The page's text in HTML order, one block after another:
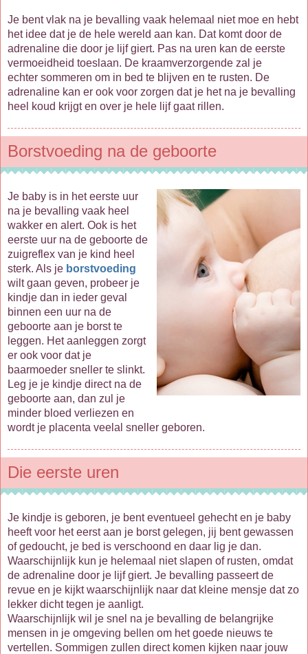
Je bent vlak na je bevalling vaak helemaal niet moe en hebt
het idee dat je de hele wereld aan kan. Dat komt door de
adrenaline die door je lijf giert. Pas na uren kan de eerste
vermoeidheid toeslaan. De kraamverzorgende zal je
echter sommeren om in bed te blijven en te rusten. De
adrenaline kan er ook voor zorgen dat je het na je bevalling
heel koud krijgt en over je hele lijf gaat rillen.
Borstvoeding na de geboorte
Je baby is in het eerste uur
na je bevalling vaak heel
wakker en alert. Ook is het
eerste uur na de geboorte de
zuigreflex van je kind heel
sterk. Als je borstvoeding
wilt gaan geven, probeer je
kindje dan in ieder geval
binnen een uur na de
geboorte aan je borst te
leggen. Het aanleggen zorgt
er ook voor dat je
baarmoeder sneller te slinkt.
Leg je je kindje direct na de
geboorte aan, dan zul je
minder bloed verliezen en
wordt je placenta veelal sneller geboren.
Die eerste uren
Je kindje is geboren, je bent eventueel gehecht en je baby
heeft voor het eerst aan je borst gelegen, jij bent gewassen
of gedoucht, je bed is verschoond en daar lig je dan.
Waarschijnlijk kun je helemaal niet slapen of rusten, omdat
de adrenaline door je lijf giert. Je bevalling passeert de
revue en je kijkt waarschijnlijk naar dat kleine mensje dat zo
lekker dicht tegen je aanligt.
Waarschijnlijk wil je snel na je bevalling de belangrijke
mensen in je omgeving bellen om het goede nieuws te
vertellen. Sommigen zullen direct komen kijken naar jouw